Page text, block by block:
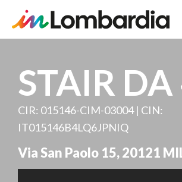
InhaltSTAIR
CIR: 015146-CIM-03004 | CIN:
IT015146B4LQ6JPNIQ
Via San Paolo 15,20121